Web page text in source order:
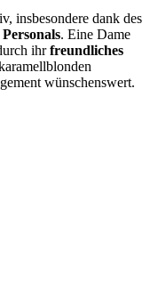
insbesondere dank des
. Eine Dame
ihrfreundliches
wünschenswert.